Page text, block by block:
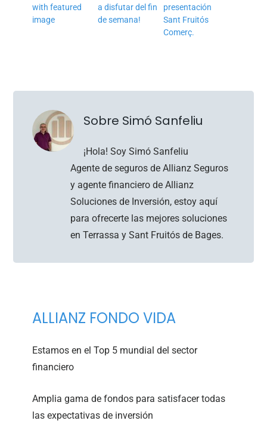
with featured
image
a disfutar del fin
de semana!
presentación
Sant Fruitós
Comerç.
Sobre Simó Sanfeliu
¡Hola! Soy Simó Sanfeliu
Agente de seguros de Allianz Seguros
y agente financiero de Allianz
Soluciones de Inversión, estoy aquí
para ofrecerte las mejores soluciones
en Terrassa y Sant Fruitós de Bages.
ALLIANZ FONDO VIDA
Estamos en el Top 5 mundial del sector
financiero
Amplia gama de fondos para satisfacer todas
las expectativas de inversión